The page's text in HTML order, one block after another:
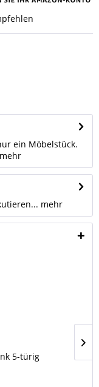
ein Möbelstück.
mehr
mehr
5-türig